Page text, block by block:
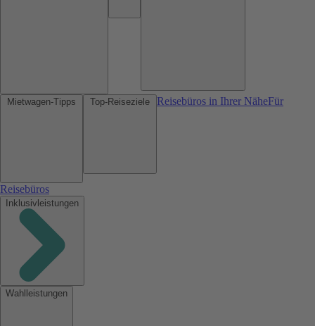
Reisebüros in Ihrer NäheFür
Reisebüros
Inklusivleistungen
Wahlleistungen